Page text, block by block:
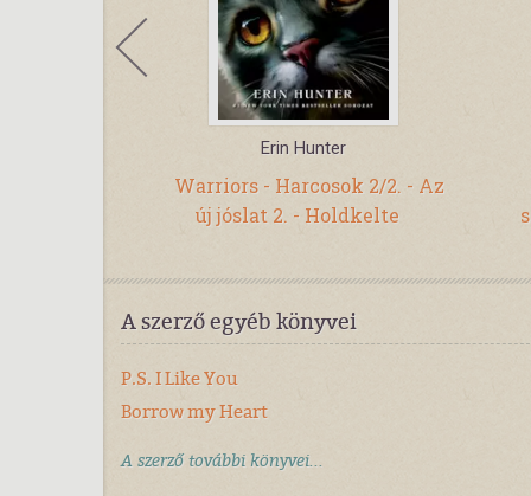
Erin Hunter
Warriors - Harcosok 2/2. - Az
új jóslat 2. - Holdkelte
A szerző egyéb könyvei
P.S. I Like You
Borrow my Heart
A szerző további könyvei...